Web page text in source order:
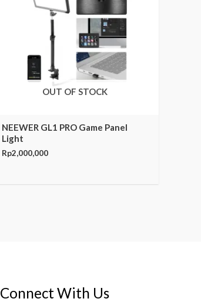
OUT OF STOCK
NEEWER GL1 PRO Game Panel
Light
Rp2,000,000
Connect With Us